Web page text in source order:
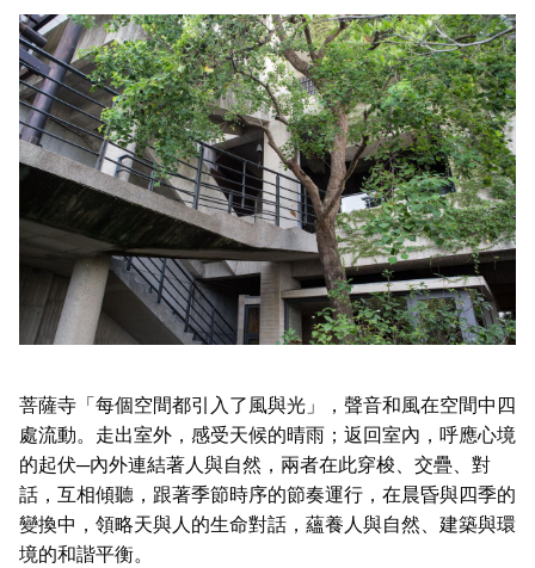
菩薩寺「每個空間都引入了風與光」，聲音和風在空間中四
處流動。走出室外，感受天候的晴雨；返回室內，呼應心境
的起伏─內外連結著人與自然，兩者在此穿梭、交疊、對
話，互相傾聽，跟著季節時序的節奏運行，在晨昏與四季的
變換中，領略天與人的生命對話，蘊養人與自然、建築與環
境的和諧平衡。